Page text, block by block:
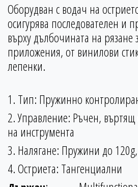
Оборудван с водач на
осигурява последователен и
върху дълбочината на рязане
приложения, от винилови
лепенки.
1. Тип: Пружинно
2. Управление: Ръчен, въртящ
на инструмента
3. Налягане: Пружини до
4. Остриета: Тангенциални